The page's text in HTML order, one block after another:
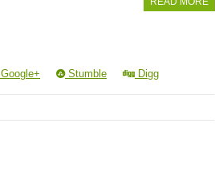
Google+ Stumble Digg